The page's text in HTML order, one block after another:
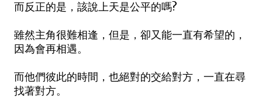
而反正的是，該說上天是公平的嗎?
雖然主角很難相逢，但是，卻又能一直有希望的，
因為會再相遇。
而他們彼此的時間，也絕對的交給對方，一直在尋
找著對方。